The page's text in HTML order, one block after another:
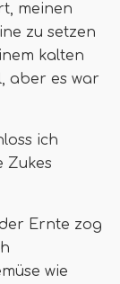
meinen
zu setzen
kalten
aber es war
ich
Zukes
Ernte zog
wie